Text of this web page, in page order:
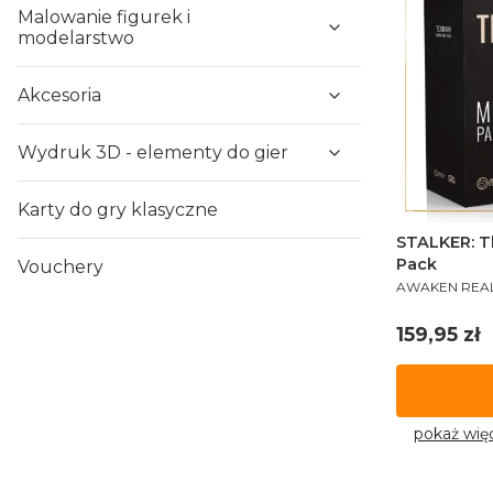
Malowanie figurek i
modelarstwo
Akcesoria
Wydruk 3D - elementy do gier
Karty do gry klasyczne
Vouchery
STALKER:
Pack
PRODUCENT
AWAKEN
Cena
159,95 zł
pokaż